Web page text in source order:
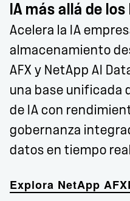
IA más allá de
Acelera la IA
almacenamiento
AFX y NetApp AI
una base unificada
de IA con
gobernanza
datos en tiempo
Explora NetApp AFX